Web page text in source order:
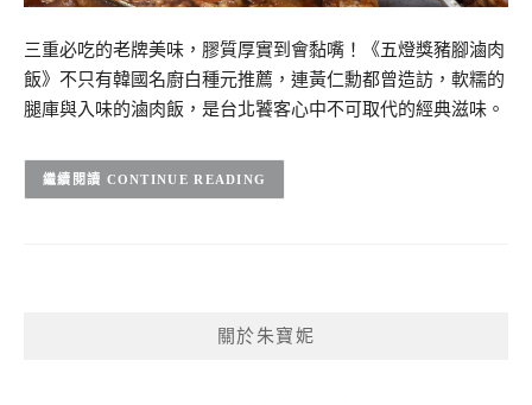
三重必吃的老牌美味，膠質厚實到會黏嘴！《五燈獎豬腳滷肉
飯》不只有韓國名廚白種元推薦，連黃仁勳都曾造訪，軟糯的
腿庫與入味的滷肉飯，是台北饕客心中不可取代的經典滋味。
CONTINUE READING
關於朱寶妮